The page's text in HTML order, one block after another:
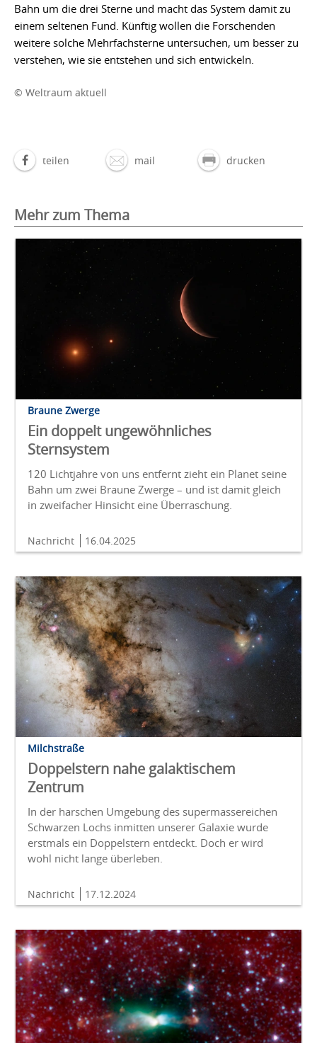
Bahn um die drei Sterne und macht das System damit zu
einem seltenen Fund. Künftig wollen die Forschenden
weitere solche Mehrfachsterne untersuchen, um besser zu
verstehen, wie sie entstehen und sich entwickeln.
© Weltraum aktuell
teilen mail drucken
Mehr zum Thema
Braune Zwerge
Ein doppelt ungewöhnliches
Sternsystem
120 Lichtjahre von uns entfernt zieht ein Planet seine
Bahn um zwei Braune Zwerge – und ist damit gleich
in zweifacher Hinsicht eine Überraschung.
Nachricht 16.04.2025
Milchstraße
Doppelstern nahe galaktischem
Zentrum
In der harschen Umgebung des supermassereichen
Schwarzen Lochs inmitten unserer Galaxie wurde
erstmals ein Doppelstern entdeckt. Doch er wird
wohl nicht lange überleben.
Nachricht 17.12.2024